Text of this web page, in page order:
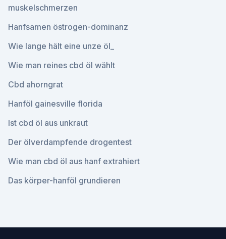
muskelschmerzen
Hanfsamen östrogen-dominanz
Wie lange hält eine unze öl_
Wie man reines cbd öl wählt
Cbd ahorngrat
Hanföl gainesville florida
Ist cbd öl aus unkraut
Der ölverdampfende drogentest
Wie man cbd öl aus hanf extrahiert
Das körper-hanföl grundieren